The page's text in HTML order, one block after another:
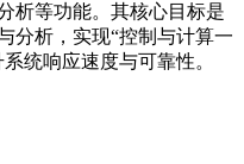
析等功能。其核心目标是
分析，实现“控制与计算一
统响应速度与可靠性。